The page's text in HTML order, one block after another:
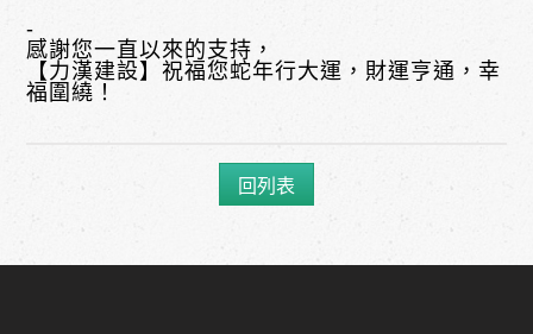
-
感謝您一直以來的支持，
【力漢建設】祝福您蛇年行大運，財運亨通，幸
福圍繞！
回列表